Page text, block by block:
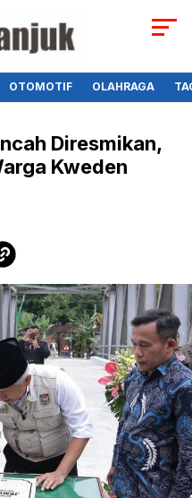
OTOMOTIF OLAHRAGA
Diresmikan,
Kweden